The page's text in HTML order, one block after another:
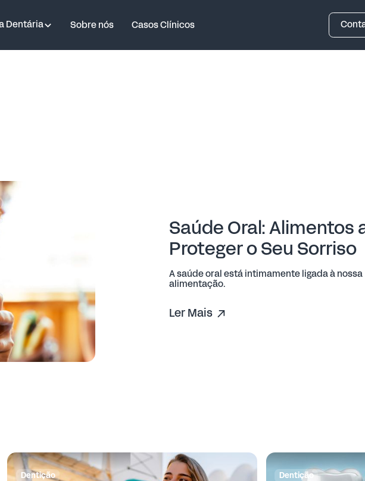
Dentária Sobre nós Casos Clínicos
Saúde Oral: Alimentos
Proteger o Seu Sorriso
A saúde oral está intimamente ligada à nossa
alimentação.
Ler Mais
Dentição Dentição